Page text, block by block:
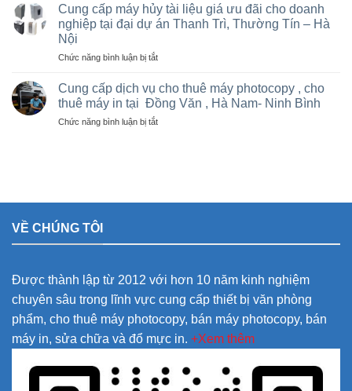
nhà
thầu
động
ở
thanh
Trì,
Phú
các
công
nghiệp
cho
thuê
Photocopy
phòng
giá
rẻ
Cung cấp máy hủy tài liệu giá ưu đãi cho doanh
nghiệp tại đại dự án Thanh Trì, Thường Tín – Hà
Nội
Chức năng bình luận bị tắtở
cấp
máy
hủy
tài
doanh
đại
Thanh
Trì,
Tín
–
Hà
Cung cấp dịch vụ cho thuê máy photocopy , cho
thuê máy in tại Đồng Văn , Hà Nam- Ninh Bình
Chức năng bình luận bị tắtở
thuê
máy
Đồng
Văn
,
Nam-
Ninh
VỀ CHÚNG TÔI
Được thành lập từ 2012 với hơn 10 năm kinh nghiệm
chuyên sâu trong lĩnh vực cung cấp thiết bị văn phòng
phẩm, cho thuê máy photocopy, bán máy photocopy, bán
máy in, sửa chữa và đổ mực in. +Xem thêm